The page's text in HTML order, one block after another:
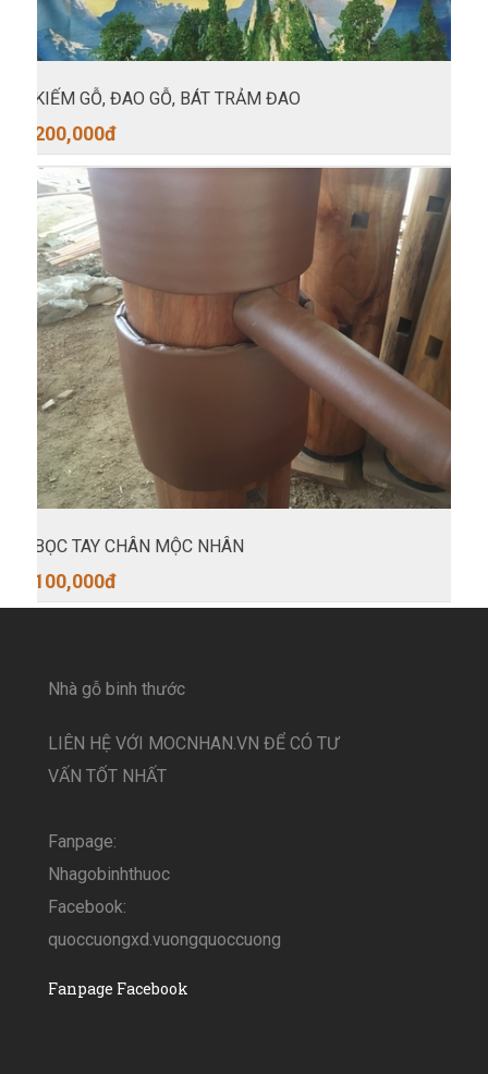
KIẾM GỖ, ĐAO GỖ, BÁT TRẢM ĐAO
200,000đ
BỌC TAY CHÂN MỘC NHÂN
100,000đ
Nhà gỗ binh thước
LIÊN HỆ VỚI MOCNHAN.VN ĐỂ CÓ TƯ
VẤN TỐT NHẤT
Fanpage:
Nhagobinhthuoc
Facebook:
quoccuongxd.vuongquoccuong
Fanpage Facebook